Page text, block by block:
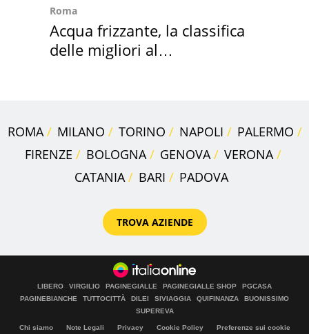
Roma
Acqua frizzante, la classifica
delle migliori al
ROMA MILANO TORINO NAPOLI
PALERMO
FIRENZE
BOLOGNA GENOVA
VERONA
CATANIA
BARI PADOVA
TROVA AZIENDE
LIBERO VIRGILIO PAGINEGIALLE PAGINEGIALLE SHOP
PGCASA
PAGINEBIANCHE
TUTTOCITTÀ DILEI SIVIAGGIA QUIFINANZA
BUONISSIMO
SUPEREVA
Chi siamo Note Legali Privacy Cookie Policy
Preferenze sui cookie